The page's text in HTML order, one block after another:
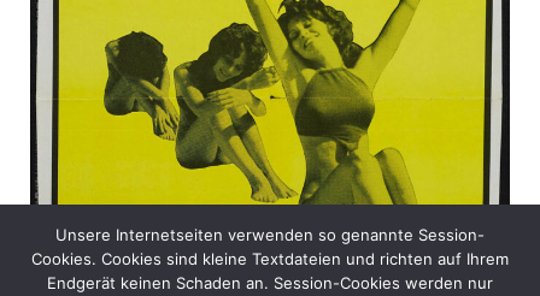
Unsere Internetseiten verwenden so genannte Session-
Cookies. Cookies sind kleine Textdateien und richten auf Ihrem
Endgerät keinen Schaden an. Session-Cookies werden nur